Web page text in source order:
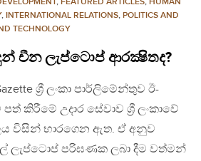
, INTERNATIONAL RELATIONS, POLITICS AND
TECHNOLOGY
චීන ලැප්ටොප් ආරක්‍ෂිතද?
ශ්‍රී ලංකා පාර්ලිමේන්තුව ඊ-
කිරීමේ උදාර සේවාව ශ්‍රී ලංකාවේ
විසින් භාරගෙන ඇත. ඒ අනුව
ලැප්ටොප් පරිඝණක ලබා දීම වත්මන්